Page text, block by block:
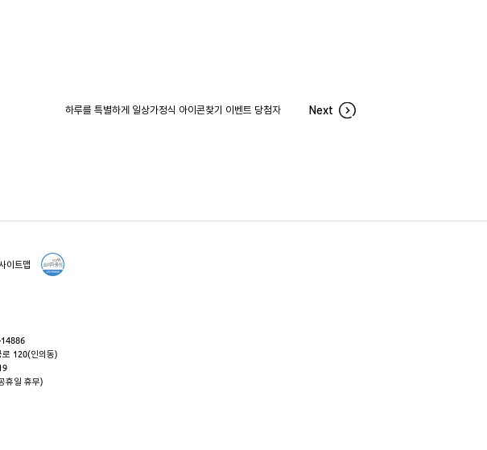
하루를 특별하게 일상가정식 아이콘찾기 이벤트 당첨자 Next
이트맵
14886
로 120(인의동)
휴일 휴무)